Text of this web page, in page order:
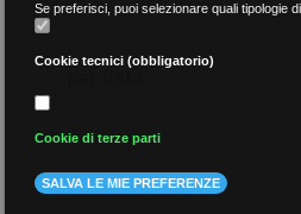
per data
Se preferisci, puoi selezionare quali tipologie
Cookie tecnici (obbligatorio)
Cookie di terze parti
SALVA LE MIE PREFERENZE